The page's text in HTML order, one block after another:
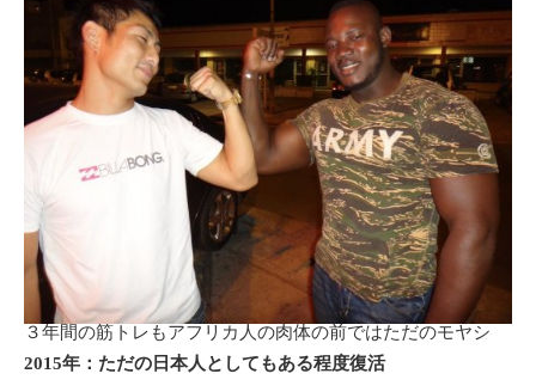
３年間の筋トレもアフリカ人の肉体の前ではただのモヤシ
2015年：ただの日本人としてもある程度復活